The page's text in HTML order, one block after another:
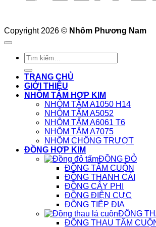
Copyright 2026 © Nhôm Phương Nam
Tìm
kiếm:
TRANG CHỦ
GIỚI THIỆU
NHÔM TẤM HỢP KIM
NHÔM TẤM A1050 H14
NHÔM TẤM A5052
NHÔM TẤM A6061 T6
NHÔM TẤM A7075
NHÔM CHỐNG TRƯỢT
ĐỒNG HỢP KIM
ĐỒNG ĐỎ
ĐỒNG TẤM CUỘN
ĐỒNG THANH CÁI
ĐỒNG CÂY PHI
ĐỒNG ĐIỆN CỰC
ĐỒNG TIẾP ĐỊA
ĐỒNG
ĐỒNG THAU TẤM